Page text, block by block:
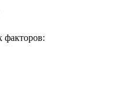
факторов: